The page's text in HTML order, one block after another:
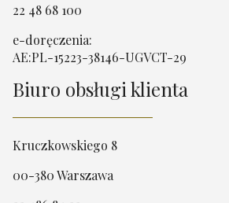
22 48 68 100
e-doręczenia:
AE:PL-15223-38146-UGVCT-29
Biuro obsługi klienta
Kruczkowskiego 8
00-380 Warszawa